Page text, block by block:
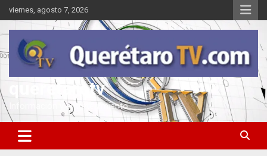
Saltar
al
contenido
viernes, agosto 7, 2026
queretarotv
Información y entretenimiento